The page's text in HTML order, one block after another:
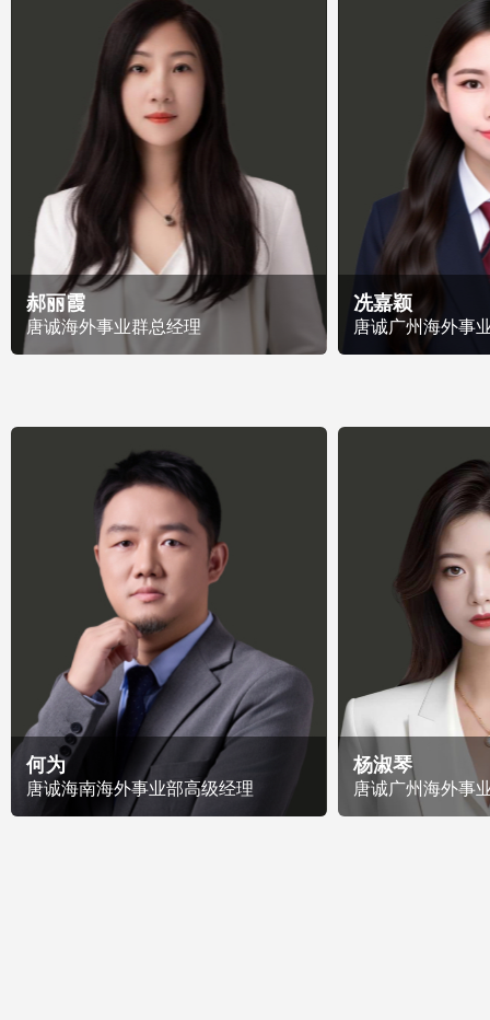
郝丽霞
唐诚海外事业群总经理
冼嘉颖
唐诚广州海外事
何为
唐诚海南海外事业部高级经理
杨淑琴
唐诚广州海外事